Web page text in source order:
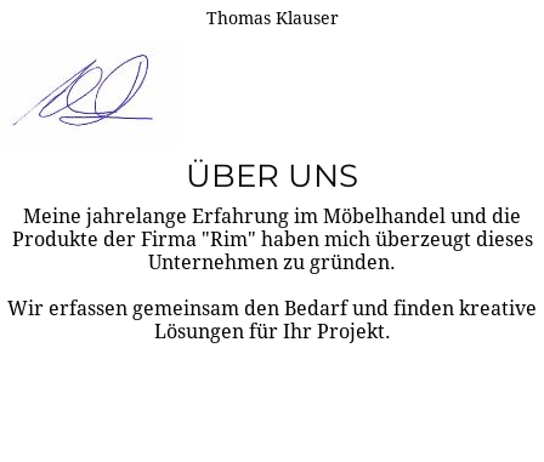
Thomas Klauser
ÜBER UNS
Meine jahrelange Erfahrung im Möbelhandel und die
Produkte der Firma "Rim" haben mich überzeugt dieses
Unternehmen zu gründen.
Wir erfassen gemeinsam den Bedarf und finden kreative
Lösungen für Ihr Projekt.